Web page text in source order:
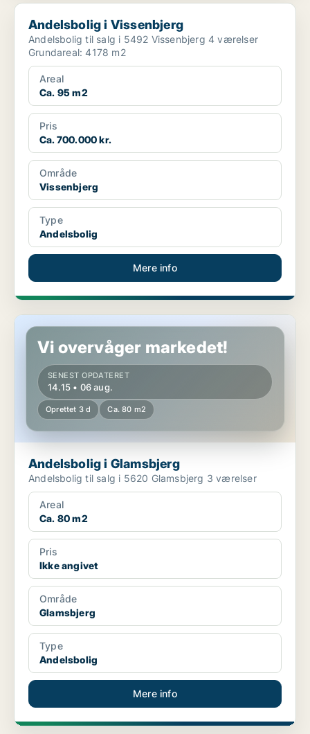
Andelsbolig i Vissenbjerg
Andelsbolig i Vissenbjerg
Andelsbolig til salg i 5492 Vissenbjerg 4 værelser
Grundareal: 4178 m2
Areal
Ca. 95 m2
Pris
Ca. 700.000 kr.
Område
Vissenbjerg
Type
Andelsbolig
Mere info
Andelsbolig i Glamsbjerg
Vi overvåger markedet!
SENEST OPDATERET
14.15 • 06 aug.
Oprettet 3 d Ca. 80 m2
Andelsbolig i Glamsbjerg
Andelsbolig til salg i 5620 Glamsbjerg 3 værelser
Areal
Ca. 80 m2
Pris
Ikke angivet
Område
Glamsbjerg
Type
Andelsbolig
Mere info